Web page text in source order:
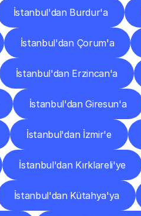
İstanbul'dan Burdur'a
İstanbul'dan Çorum'a
İstanbul'dan Erzincan'a
İstanbul'dan Giresun'a
İstanbul'dan İzmir'e
İstanbul'dan Kırklareli'ye
İstanbul'dan Kütahya'ya